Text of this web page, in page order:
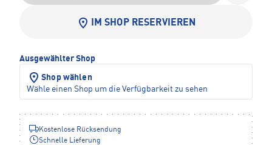
IM SHOP RESERVIEREN
Ausgewählter Shop
Shop wählen
Wähle einen Shop um die Verfügbarkeit zu sehen
Kostenlose Rücksendung
Schnelle Lieferung